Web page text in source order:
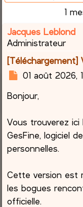
1
Jacques Leblond
Administrateur
[Téléchargement]
M
s
a
g
e
01 août 2026,
Bonjour,
Vous trouverez ici
GesFine, logiciel
personnelles.
Cette version est
les bogues
officielle.